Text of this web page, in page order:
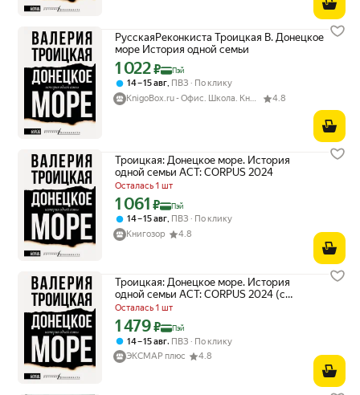
РусскаяРеконкиста Троицкая В. Донецкое
море История одной семьи
Цена с картой Яндекс Пэй 1022 ₽ вместо
1 022₽ Пэй
14 – 15 авг, ПВЗ
По клику
KnigoBox.ru - Офис. Школа. Книги. Дом
4.8
Троицкая: Донецкое море. История
одной семьи АСТ: CORPUS 2024
Осталась 1 шт
Цена с картой Яндекс Пэй 1061 ₽ вместо
1 061 ₽ Пэй
14 – 15 авг ПВЗ
По клику
Книгозор
4.8
Троицкая: Донецкое море. История
одной семьи АСТ: CORPUS 2024 (с
остатком)
Осталась 1 шт
Цена с картой Яндекс Пэй 1479 ₽ вместо
1 479₽ Пэй
14 – 15 авг, ПВЗ
По клику
ЭКСМАР плюс
4.8